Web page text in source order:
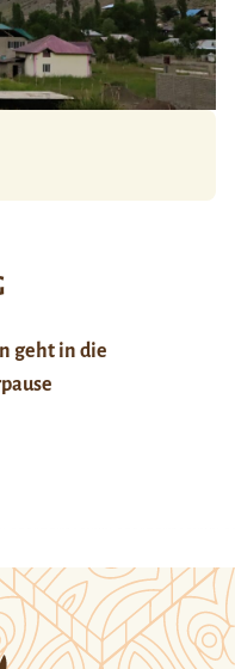
geht in die